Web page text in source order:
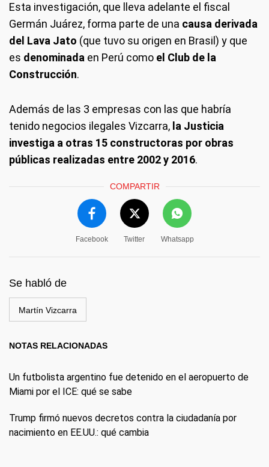
Esta investigación, que lleva adelante el fiscal
Germán Juárez, forma parte de una causa derivada
del Lava Jato (que tuvo su origen en Brasil) y que
es denominada en Perú como el Club de la
Construcción.
Además de las 3 empresas con las que habría
tenido negocios ilegales Vizcarra, la Justicia
investiga a otras 15 constructoras por obras
públicas realizadas entre 2002 y 2016.
COMPARTIR
Facebook Twitter Whatsapp
Se habló de
Martín Vizcarra
NOTAS RELACIONADAS
Un futbolista argentino fue detenido en el aeropuerto de
Miami por el ICE: qué se sabe
Trump firmó nuevos decretos contra la ciudadanía por
nacimiento en EE.UU.: qué cambia